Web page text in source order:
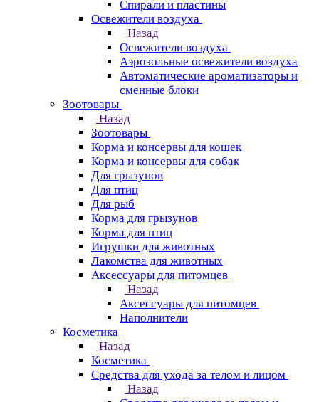
Спирали и пластины
Освежители воздуха
Назад
Освежители воздуха
Аэрозольные освежители воздуха
Автоматические ароматизаторы и
сменные блоки
Зоотовары
Назад
Зоотовары
Корма и консервы для кошек
Корма и консервы для собак
Для грызунов
Для птиц
Для рыб
Корма для грызунов
Корма для птиц
Игрушки для животных
Лакомства для животных
Аксессуары для питомцев
Назад
Аксессуары для питомцев
Наполнители
Косметика
Назад
Косметика
Средства для ухода за телом и лицом
Назад